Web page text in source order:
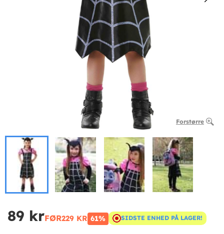
Forstørre
89 krFØR229 KR 61% SIDSTE ENHED PÅ LAGER!